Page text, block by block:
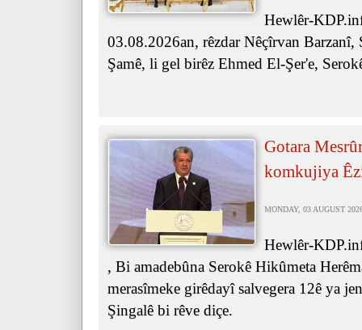
Hewlêr-
03.08.2026an, rêzdar Nêçîrvan Barzanî,
Şamê, li gel birêz Ehmed El-Şer'e,
Gotara
komkujiya
MONDAY, 03 AUGUST
Hewlêr-
, Bi amadebûna Serokê Hikûmeta
merasîmeke girêdayî salvegera 12ê ya
Şingalê bi rêve diçe.